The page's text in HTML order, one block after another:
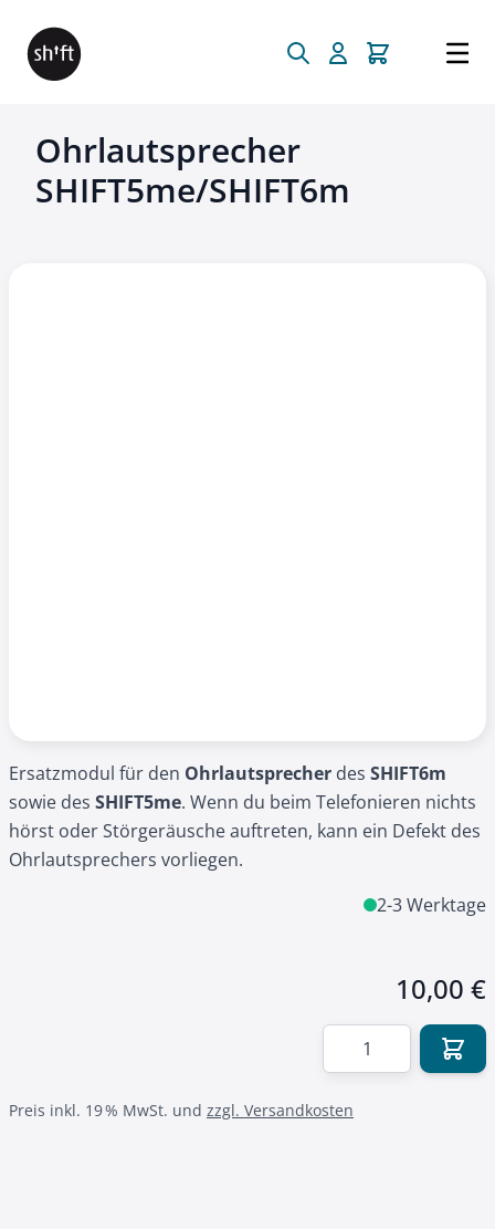
Ohrlautsprecher
SHIFT5me/SHIFT6m
Ersatzmodul für den Ohrlautsprecher des SHIFT6m
sowie des SHIFT5me. Wenn du beim Telefonieren nichts
hörst oder Störgeräusche auftreten, kann ein Defekt des
Ohrlautsprechers vorliegen.
2-3 Werktage
10,00 €
Menge
Preis inkl. 19 % MwSt. und zzgl. Versandkosten